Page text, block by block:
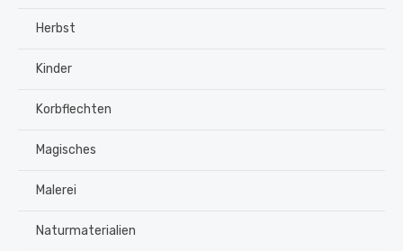
Herbst
Kinder
Korbflechten
Magisches
Malerei
Naturmaterialien